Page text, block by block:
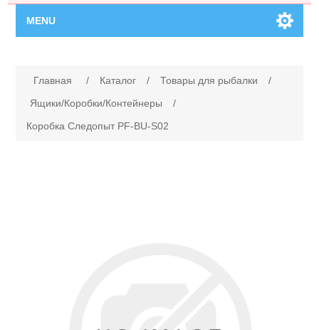
MENU
Каталог
Главная / Каталог / Товары для рыбалки
/
Ящики/Коробки/Контейнеры
/
Коробка Следопыт PF-BU-S02